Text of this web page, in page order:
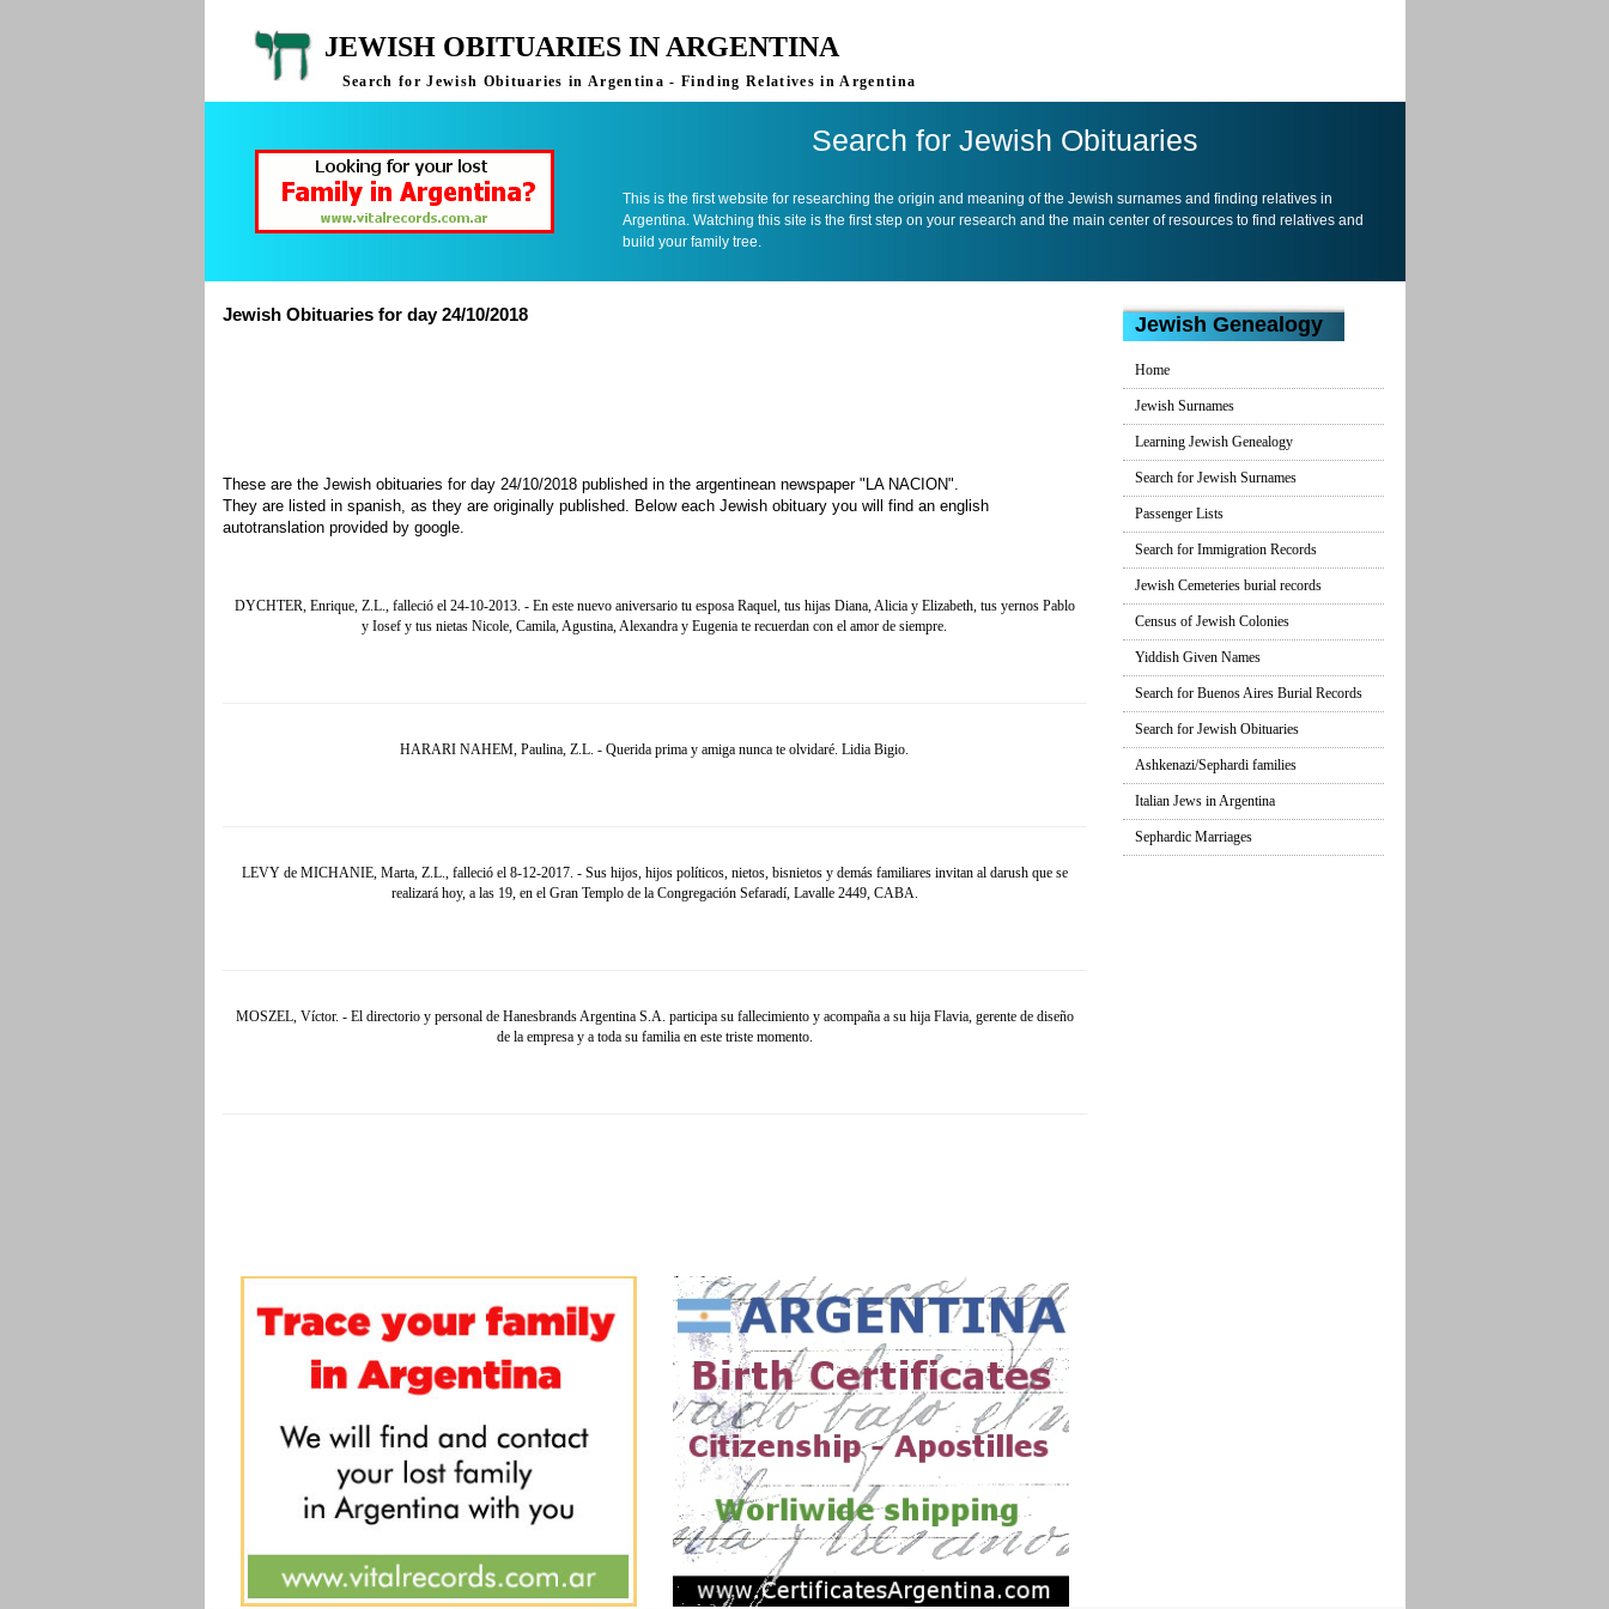
JEWISH OBITUARIES IN ARGENTINA
Search for Jewish Obituaries in Argentina - Finding Relatives in Argentina
Search for Jewish Obituaries
This is the first website for researching the origin and meaning of the Jewish surnames and finding relatives in
Argentina. Watching this site is the first step on your research and the main center of resources to find relatives and
build your family tree.
Jewish Obituaries for day 24/10/2018
These are the Jewish obituaries for day 24/10/2018 published in the argentinean newspaper "LA NACION".
They are listed in spanish, as they are originally published. Below each Jewish obituary you will find an english
autotranslation provided by google.
DYCHTER, Enrique, Z.L., falleció el 24-10-2013. - En este nuevo aniversario tu esposa Raquel, tus hijas Diana, Alicia y Elizabeth, tus yernos Pablo
y Iosef y tus nietas Nicole, Camila, Agustina, Alexandra y Eugenia te recuerdan con el amor de siempre.
HARARI NAHEM, Paulina, Z.L. - Querida prima y amiga nunca te olvidaré. Lidia Bigio.
LEVY de MICHANIE, Marta, Z.L., falleció el 8-12-2017. - Sus hijos, hijos políticos, nietos, bisnietos y demás familiares invitan al darush que se
realizará hoy, a las 19, en el Gran Templo de la Congregación Sefaradí, Lavalle 2449, CABA.
MOSZEL, Víctor. - El directorio y personal de Hanesbrands Argentina S.A. participa su fallecimiento y acompaña a su hija Flavia, gerente de diseño
de la empresa y a toda su familia en este triste momento.
Jewish Genealogy
Home
Jewish Surnames
Learning Jewish Genealogy
Search for Jewish Surnames
Passenger Lists
Search for Immigration Records
Jewish Cemeteries burial records
Census of Jewish Colonies
Yiddish Given Names
Search for Buenos Aires Burial Records
Search for Jewish Obituaries
Ashkenazi/Sephardi families
Italian Jews in Argentina
Sephardic Marriages